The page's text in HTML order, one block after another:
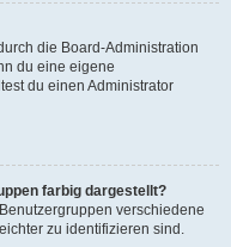
die Board-Administration
du eine eigene
du einen Administrator
farbig dargestellt?
verschiedene
zu identifizieren sind.